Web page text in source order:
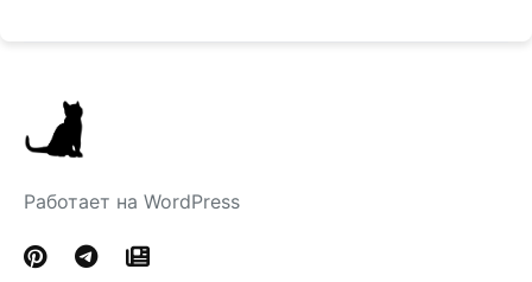
Работает на WordPress